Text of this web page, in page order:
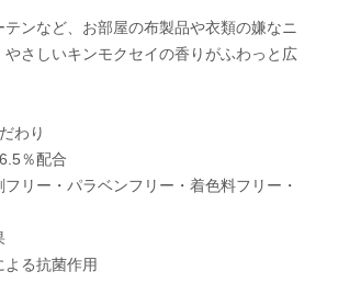
テンなど、お部屋の布製品や衣類の嫌なニ
やさしいキンモクセイの香りがふわっと広
わり
％配合
フリー・パラベンフリー・着色料フリー・
よる抗菌作用